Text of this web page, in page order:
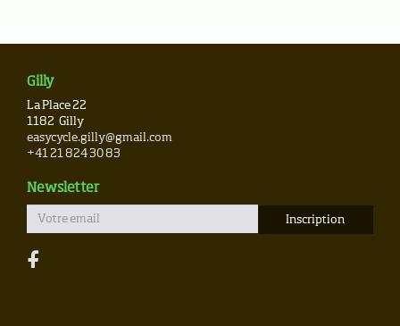
Gilly
La Place 22
1182 Gilly
easycycle.gilly@gmail.com
+41 21 824 30 83
Newsletter